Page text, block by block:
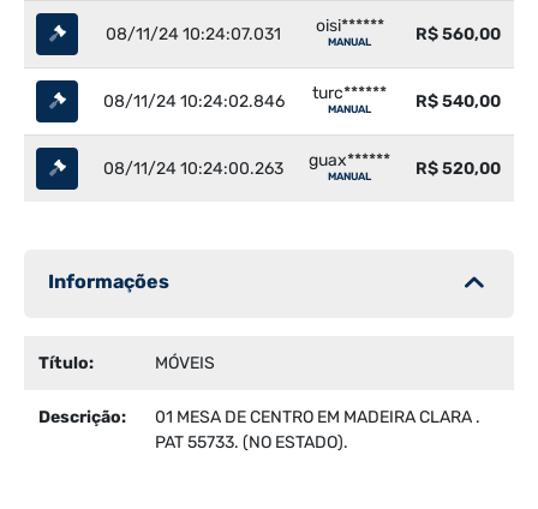
08/11/24 10:24:07.031 oisi******
MANUAL R$ 560,00
08/11/24 10:24:02.846 turc******
MANUAL R$ 540,00
08/11/24 10:24:00.263 guax******
MANUAL R$ 520,00
Informações
Título: MÓVEIS
Descrição:
01 MESA DE CENTRO EM MADEIRA CLARA .
PAT 55733. (NO ESTADO).